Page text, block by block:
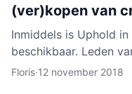
(ver)kopen van
Inmiddels is Uphold
beschikbaar. Leden
bedrijven,
Floris·12 november 2018